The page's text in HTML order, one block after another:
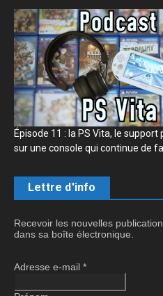
Épisode 11 : la PS Vita, le
sur une console qui continue de
Lettre d'info
Recevoir les nouvelles
dans sa boîte électronique.
Adresse e-mail *